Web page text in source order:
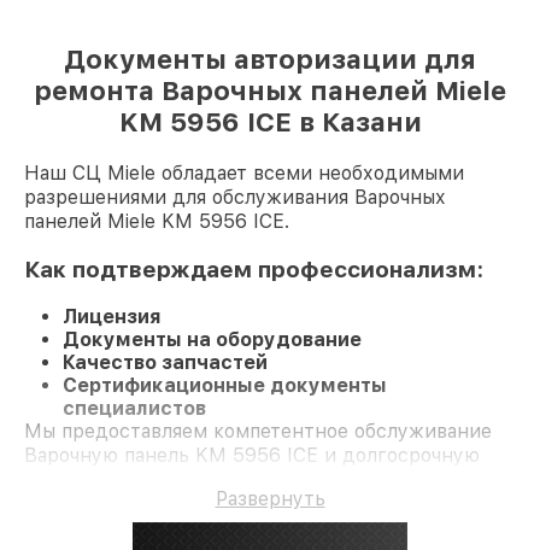
Документы авторизации для
ремонта Варочных панелей Miele
KM 5956 ICE в Казани
Наш СЦ Miele обладает всеми необходимыми
разрешениями для обслуживания Варочных
панелей Miele KM 5956 ICE.
Как подтверждаем профессионализм:
Лицензия
Документы на оборудование
Качество запчастей
Сертификационные документы
специалистов
Мы предоставляем компетентное обслуживание
Варочную панель KM 5956 ICE и долгосрочную
Развернуть